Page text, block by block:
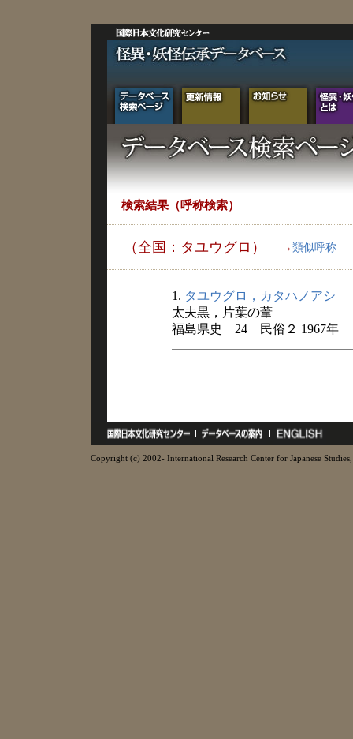
検索結果（呼称検索）
（全国：タユウグロ） → 類似呼称
1. タユウグロ，カタハノアシ
太夫黒，片葉の葦
福島県史 24 民俗２ 1967年
Copyright (c) 2002- International Research Center for Japanese